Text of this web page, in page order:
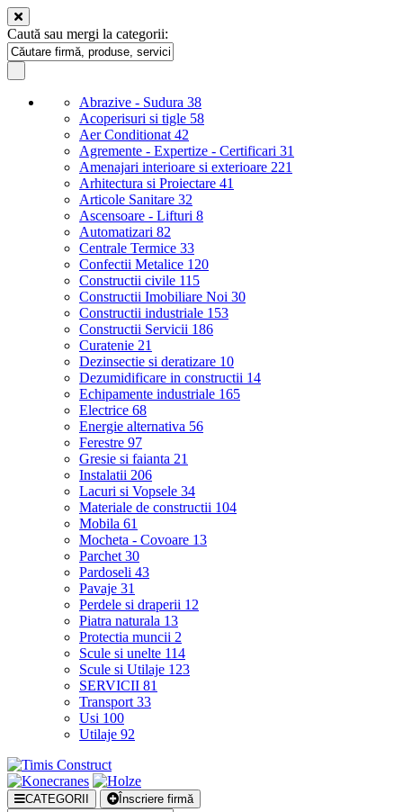
Caută sau mergi la categorii:
Abrazive - Sudura 38
Acoperisuri si tigle 58
Aer Conditionat 42
Agremente - Expertize - Certificari 31
Amenajari interioare si exterioare 221
Arhitectura si Proiectare 41
Articole Sanitare 32
Ascensoare - Lifturi 8
Automatizari 82
Centrale Termice 33
Confectii Metalice 120
Constructii civile 115
Constructii Imobiliare Noi 30
Constructii industriale 153
Constructii Servicii 186
Curatenie 21
Dezinsectie si deratizare 10
Dezumidificare in constructii 14
Echipamente industriale 165
Electrice 68
Energie alternativa 56
Ferestre 97
Gresie si faianta 21
Instalatii 206
Lacuri si Vopsele 34
Materiale de constructii 104
Mobila 61
Mocheta - Covoare 13
Parchet 30
Pardoseli 43
Pavaje 31
Perdele si draperii 12
Piatra naturala 13
Protectia muncii 2
Scule si unelte 114
Scule si Utilaje 123
SERVICII 81
Transport 33
Usi 100
Utilaje 92
CATEGORII Înscriere firmă